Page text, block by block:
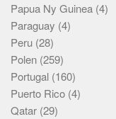
Papua Ny Guinea (4)
Paraguay (4)
Peru (28)
Polen (259)
Portugal (160)
Puerto Rico (4)
Qatar (29)